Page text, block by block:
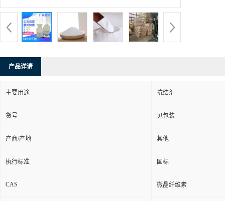
产品详请
主要用途 抗结剂
货号 见包装
产商/产地 其他
执行标准 国标
CAS 微晶纤维素